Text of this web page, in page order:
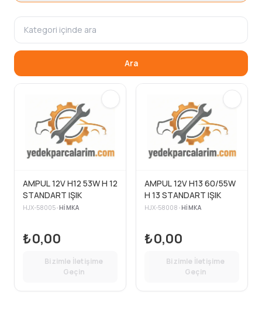
Ara
AMPUL 12V H12 53W H 12
STANDART IŞIK
HJX-58005• HIMKA
₺0,00
Bizimle İletişime
Geçin
AMPUL 12V H13 60/55W
H 13 STANDART IŞIK
HJX-58008 • HIMKA
₺0,00
Bizimle İletişime
Geçin